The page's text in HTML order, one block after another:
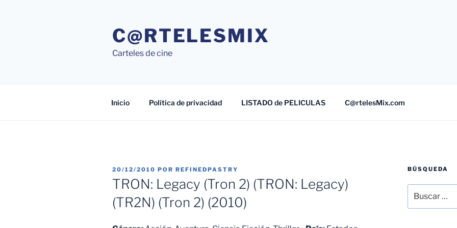
C@RTELESMIX
Carteles de cine
Inicio Política de privacidad LISTADO de PELICULAS C@rtelesMix.com
PUBLICADO
EL
20/12/2010 POR REFINEDPASTRY
TRON: Legacy (Tron 2) (TRON: Legacy)
(TR2N) (Tron 2) (2010)
BÚSQUEDA
por: